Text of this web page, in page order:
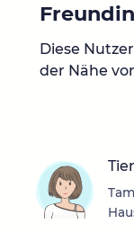
Diese
der Nähe